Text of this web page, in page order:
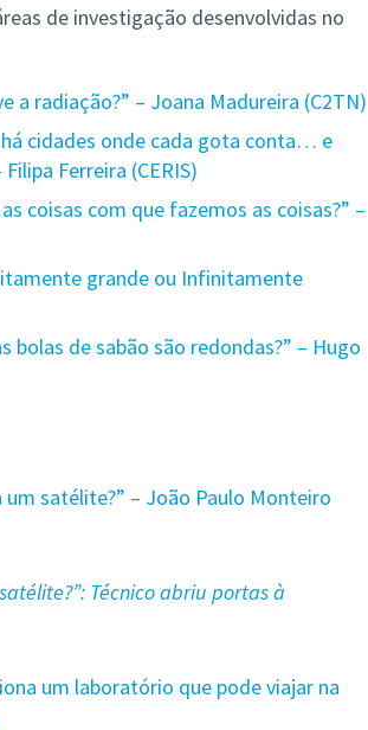
de investigação desenvolvidas no
a radiação?” – Joana Madureira (C2TN)
há cidades onde cada gota conta… e
Ferreira (CERIS)
coisas com que fazemos as coisas?” –
grande ou Infinitamente
bolas de sabão são redondas?” – Hugo
um satélite?” – João Paulo Monteiro
Técnico abriu portas à
um laboratório que pode viajar na